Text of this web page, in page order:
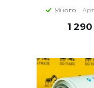
Много
1 290